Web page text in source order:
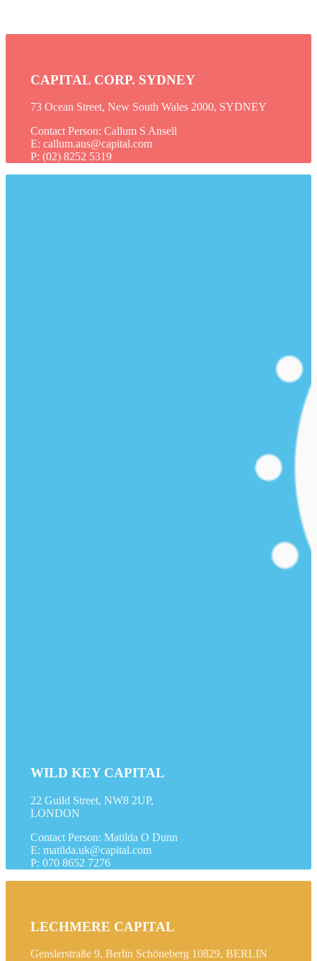
CAPITAL CORP. SYDNEY
73 Ocean Street, New South Wales 2000, SYDNEY
Contact Person: Callum S Ansell
E: callum.aus@capital.com
P: (02) 8252 5319
WILD KEY CAPITAL
22 Guild Street, NW8 2UP,
LONDON
Contact Person: Matilda O Dunn
E: matilda.uk@capital.com
P: 070 8652 7276
LECHMERE CAPITAL
Genslerstraße 9, Berlin Schöneberg 10829, BERLIN